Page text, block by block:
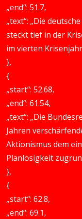
„end“: 51.7,
„text“: „Die
steckt tief in der
im vierten
},
{
„start“: 52.68,
„end“: 61.54,
„text“: „Die
Jahren
Aktionismus dem
Planlosigkeit
},
{
„start“: 62.8,
„end“: 69.1,